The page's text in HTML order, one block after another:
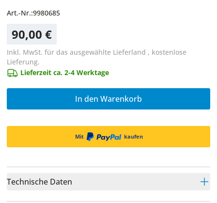
Art.-Nr.:9980685
90,00 €
Inkl. MwSt. für das ausgewählte Lieferland , kostenlose
Lieferung.
Lieferzeit ca. 2-4 Werktage
In den Warenkorb
Mit kaufen
Technische Daten